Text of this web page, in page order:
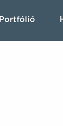
Portfólió